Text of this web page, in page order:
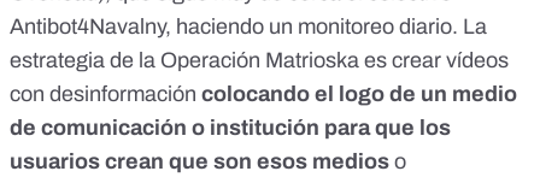
Antibot4Navalny, haciendo un monitoreo diario. La
estrategia de la Operación Matrioska es crear vídeos
con desinformación colocando el logo de un medio
de comunicación o institución para que los
usuarios crean que son esos medios o